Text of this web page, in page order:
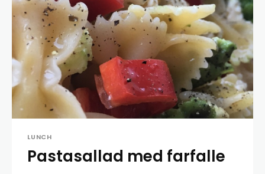
LUNCH
Pastasallad med farfalle